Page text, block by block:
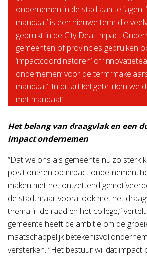
ondernemen in de stad aan te jagen.
mandaat’ is een nieuwe term die
gebruikt in de City Deal Impact
gemeenten of provincies gebruiken
‘impactcoördinatoren’ of
ondernemen’ voor de term
mandaat’. In dit artikel gebruiken we
met mandaat’.
Het belang van draagvlak en een
impact ondernemen
“Dat we ons als gemeente nu zo sterk
positioneren op impact ondernemen,
maken met het ontzettend
de stad, maar vooral ook met het
thema in de raad en het college,”
gemeente heeft de ambitie om de
maatschappelijk betekenisvol
versterken. “Het bestuur wil dat impact